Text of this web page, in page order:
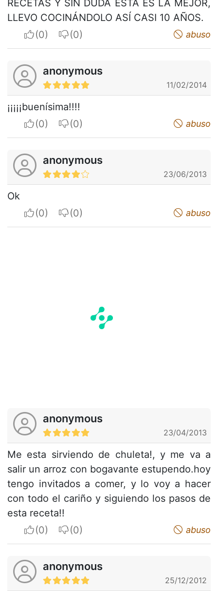
RECETAS Y SIN DUDA ESTA ES LA MEJOR,
LLEVO COCINÁNDOLO ASÍ CASI 10 AÑOS.
I apreciateI do not appreciate abuso
anonymous
11/02/2014
¡¡¡¡¡buenísima!!!!
I apreciateI do not appreciate abuso
anonymous
23/06/2013
Ok
I apreciateI do not appreciate abuso
anonymous
23/04/2013
Me esta sirviendo de chuleta!, y me va a
salir un arroz con bogavante estupendo.hoy
tengo invitados a comer, y lo voy a hacer
con todo el cariño y siguiendo los pasos de
esta receta!!
I apreciateI do not appreciate abuso
anonymous
25/12/2012